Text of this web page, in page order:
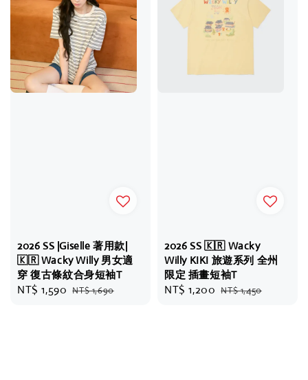
2026 SS |Giselle 著用款|
🇰🇷 Wacky Willy 男女適
穿 復古條紋合身短袖T
Sale
NT$ 1,590 Regular
NT$ 1,690
2026 SS 🇰🇷 Wacky
Willy KIKI 旅遊系列 全州
限定 插畫短袖T
Sale
NT$ 1,200 Regular
NT$ 1,450